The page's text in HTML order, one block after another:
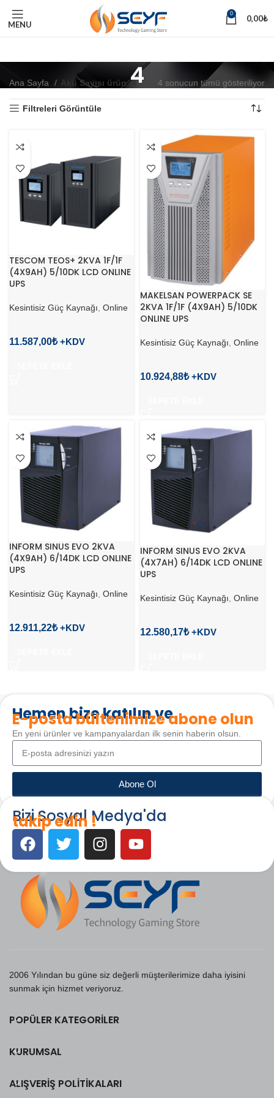
MENU
0 0,00₺
4
Ana Sayfa Akü Sayısı ürün 4 4 sonucun tümü gösteriliyor
Filtreleri Görüntüle
TESCOM TEOS+ 2KVA 1F/1F
(4X9AH) 5/10DK LCD ONLINE
UPS
Kesintisiz Güç Kaynağı Online
11.587,00₺
MAKELSAN POWERPACK SE
2KVA 1F/1F (4X9AH) 5/10DK
ONLINE UPS
Kesintisiz Güç Kaynağı Online
10.924,88₺
INFORM SINUS EVO 2KVA
(4X9AH) 6/14DK LCD ONLINE
UPS
Kesintisiz Güç Kaynağı, Online
12.911,22₺
INFORM SINUS EVO 2KVA
(4X7AH) 6/14DK LCD ONLINE
UPS
Kesintisiz Güç Kaynağı Online
12.580,17₺
Hemen bize katılın ve
E-posta bültenimize abone olun
En yeni ürünler ve kampanyalardan ilk senin haberin olsun.
Abone Ol
Bizi Sosyal Medya'da
takip edin !
2006 Yılından bu güne siz değerli müşterilerimize daha iyisini
sunmak için hizmet veriyoruz.
POPÜLER KATEGORILER
KURUMSAL
ALIŞVERIŞ POLITIKALARI